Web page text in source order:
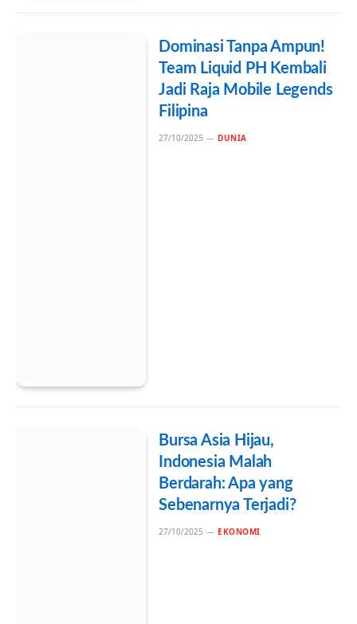
Dominasi Tanpa Ampun!
Team Liquid PH Kembali
Jadi Raja Mobile Legends
Filipina
27/10/2025 DUNIA
Bursa Asia Hijau,
Indonesia Malah
Berdarah: Apa yang
Sebenarnya Terjadi?
27/10/2025 EKONOMI